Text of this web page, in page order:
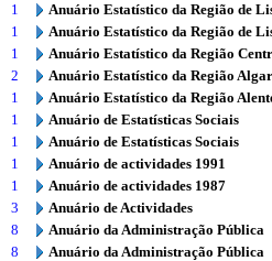
1
Anuário Estatístico da Região de
1
Anuário Estatístico da Região de
1
Anuário Estatístico da Região
2
Anuário Estatístico da Região
1
Anuário Estatístico da Região
1
Anuário de Estatísticas Sociais
1
Anuário de Estatísticas Sociais
1
Anuário de actividades 1991
1
Anuário de actividades 1987
3
Anuário de Actividades
8
Anuário da Administração Pública
8
Anuário da Administração Pública